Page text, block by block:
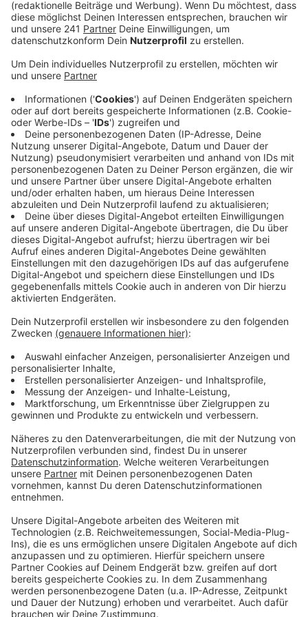
ein.
Veröffentlicht:Dienstag, 22.02.2022 06:39
Das Forum soll der Auftakt sein zu einer Reihe, um die
Katastrophe von vergangenem Jahr aufzuarbeiten und
Konsequenzen zu ziehen. Dass das jetzt erst passiert,
hatten viele Leverkusener zuletzt kritisiert. Zu Anfang
soll es heute Abend einen Vortrag vom
Wupperverband über die Geschehnisse am 15. Juli
geben, danach können Interessierte Fragen stellen.
Beginn ist um 16 Uhr 30.
Der Link zur Online-Veranstaltung:
https://leverkusen-de.zoom.us/j/84768597719
Kenncode:1234.
(Aufgrund technischer Vorgaben ist die Zahl der
Teilnehmenden auf 300 Personen
begrenzt.Datenschutz-Hinweiszum Einsatz von
"Zoom")
Anzeige
Anzeige